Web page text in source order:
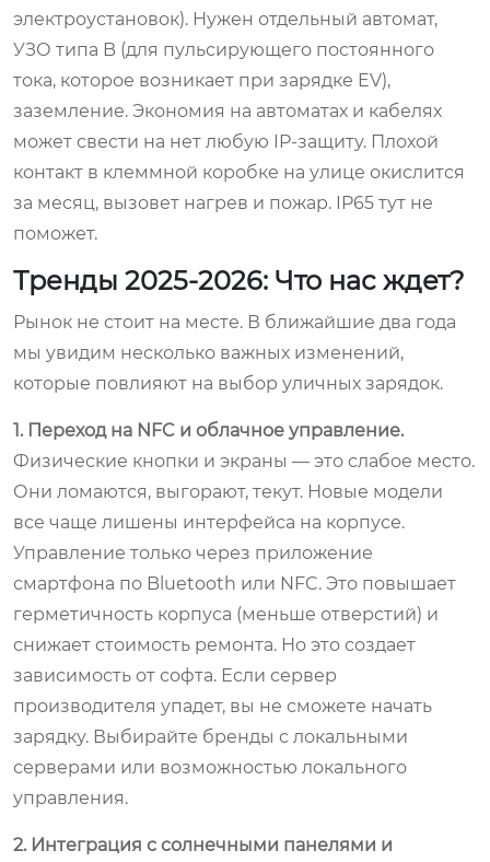
электроустановок). Нужен отдельный автомат,
УЗО типа B (для пульсирующего постоянного
тока, которое возникает при зарядке EV),
заземление. Экономия на автоматах и кабелях
может свести на нет любую IP-защиту. Плохой
контакт в клеммной коробке на улице окислится
за месяц, вызовет нагрев и пожар. IP65 тут не
поможет.
Тренды 2025-2026: Что нас ждет?
Рынок не стоит на месте. В ближайшие два года
мы увидим несколько важных изменений,
которые повлияют на выбор уличных зарядок.
1. Переход на NFC и облачное управление.
Физические кнопки и экраны — это слабое место.
Они ломаются, выгорают, текут. Новые модели
все чаще лишены интерфейса на корпусе.
Управление только через приложение
смартфона по Bluetooth или NFC. Это повышает
герметичность корпуса (меньше отверстий) и
снижает стоимость ремонта. Но это создает
зависимость от софта. Если сервер
производителя упадет, вы не сможете начать
зарядку. Выбирайте бренды с локальными
серверами или возможностью локального
управления.
2. Интеграция с солнечными панелями и